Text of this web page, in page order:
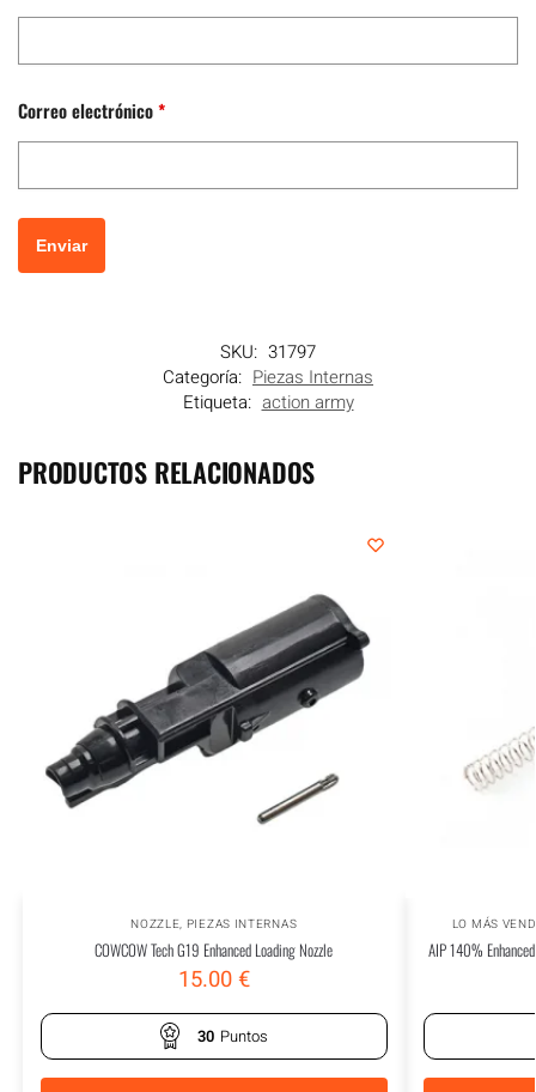
Correo electrónico*
SKU: 31797
Categoría: Piezas Internas
Etiqueta: action army
PRODUCTOS RELACIONADOS
NOZZLE, PIEZAS INTERNAS
COWCOW Tech G19 Enhanced Loading Nozzle
15.00€
30 Puntos
LO MÁS
AIP 140%